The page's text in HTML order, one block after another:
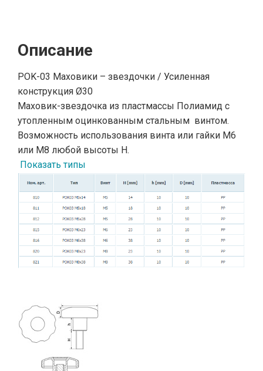
Описание
POK-03 Маховики – звездочки / Усиленная
конструкция Ø30
Маховик-звездочка из пластмассы Полиамид с
утопленным оцинкованным стальным винтом.
Возможность использования винта или гайки М6
или M8 любой высоты H.
Показать типы